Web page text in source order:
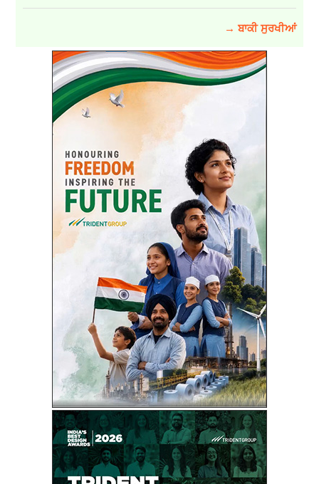
→ ਬਾਕੀ ਸੁਰਖੀਆਂ